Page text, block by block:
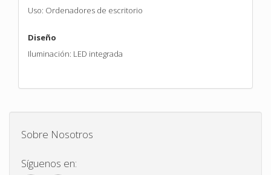
Uso: Ordenadores de escritorio
Diseño
Iluminación: LED integrada
Sobre Nosotros
Síguenos en: